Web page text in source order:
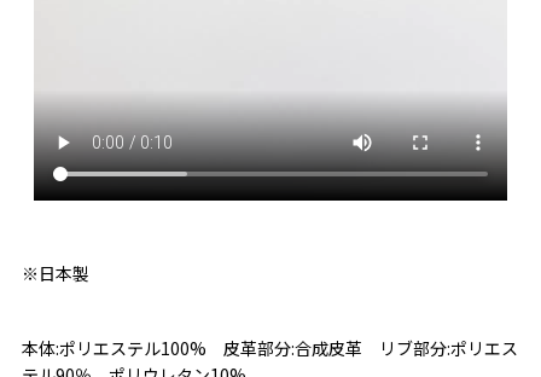
※日本製
本体:ポリエステル100% 皮革部分:合成皮革 リブ部分:ポリエス